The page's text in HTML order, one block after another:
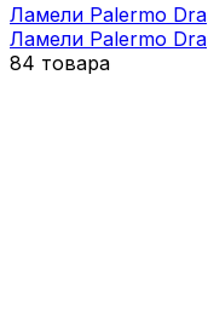
Ламели Palermo
Ламели Palermo
84 товара